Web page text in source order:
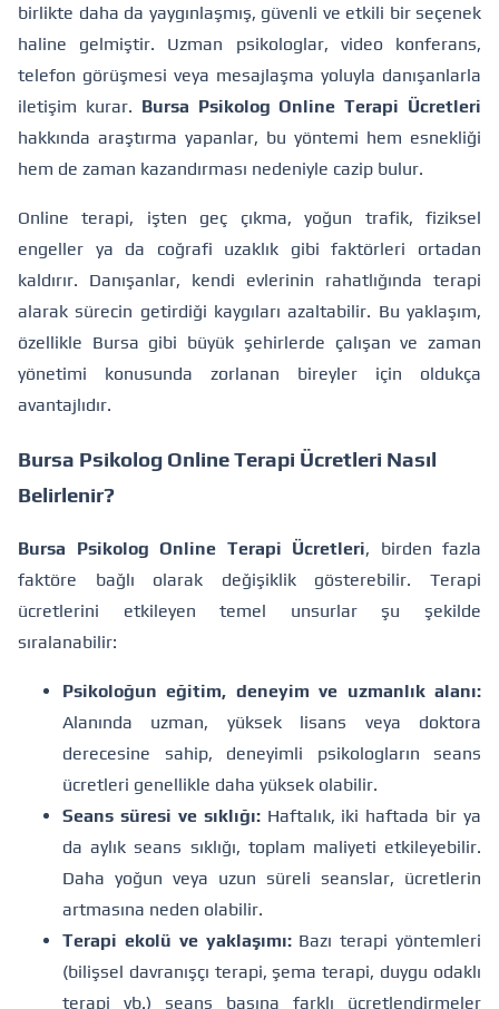
birlikte daha da yaygınlaşmış, güvenli ve etkili bir seçenek
haline gelmiştir. Uzman psikologlar, video konferans,
telefon görüşmesi veya mesajlaşma yoluyla danışanlarla
iletişim kurar. Bursa Psikolog Online Terapi Ücretleri
hakkında araştırma yapanlar, bu yöntemi hem esnekliği
hem de zaman kazandırması nedeniyle cazip bulur.
Online terapi, işten geç çıkma, yoğun trafik, fiziksel
engeller ya da coğrafi uzaklık gibi faktörleri ortadan
kaldırır. Danışanlar, kendi evlerinin rahatlığında terapi
alarak sürecin getirdiği kaygıları azaltabilir. Bu yaklaşım,
özellikle Bursa gibi büyük şehirlerde çalışan ve zaman
yönetimi konusunda zorlanan bireyler için oldukça
avantajlıdır.
Bursa Psikolog Online Terapi Ücretleri Nasıl
Belirlenir?
Bursa Psikolog Online Terapi Ücretleri, birden fazla
faktöre bağlı olarak değişiklik gösterebilir. Terapi
ücretlerini etkileyen temel unsurlar şu şekilde
sıralanabilir:
Psikoloğun eğitim, deneyim ve uzmanlık alanı:
Alanında uzman, yüksek lisans veya doktora
derecesine sahip, deneyimli psikologların seans
ücretleri genellikle daha yüksek olabilir.
Seans süresi ve sıklığı:Haftalık, iki haftada bir ya
da aylık seans sıklığı, toplam maliyeti etkileyebilir.
Daha yoğun veya uzun süreli seanslar, ücretlerin
artmasına neden olabilir.
Terapi ekolü ve yaklaşımı:Bazı terapi yöntemleri
(bilişsel davranışçı terapi, şema terapi, duygu odaklı
terapi vb.) seans başına farklı ücretlendirmeler